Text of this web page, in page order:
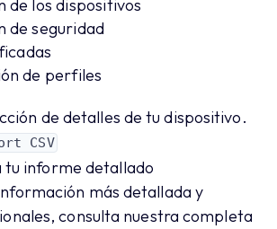
de los dispositivos
de seguridad
de perfiles
de detalles de tu dispositivo.
CSV
tu informe detallado
más detallada y
consulta nuestra completa